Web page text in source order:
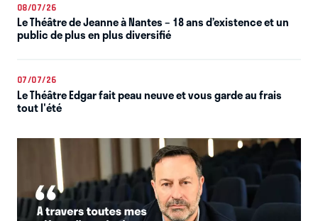
08/07/26
Le Théâtre de Jeanne à Nantes – 18 ans d’existence et un
public de plus en plus diversifié
07/07/26
Le Théâtre Edgar fait peau neuve et vous garde au frais
tout l'été